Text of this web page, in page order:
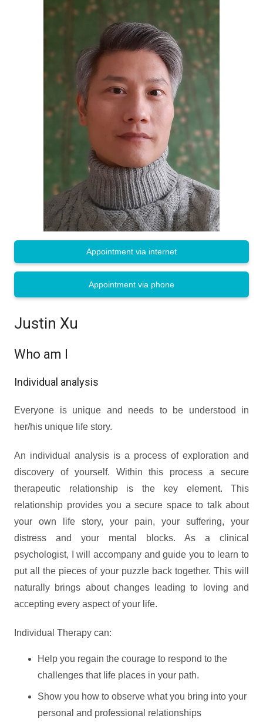
Justin Xu
Who am I
Individual analysis
Everyone is unique and needs to be understood in
her/his unique life story.
An individual analysis is a process of exploration and
discovery of yourself. Within this process a secure
therapeutic relationship is the key element. This
relationship provides you a secure space to talk about
your own life story, your pain, your suffering, your
distress and your mental blocks. As a clinical
psychologist, I will accompany and guide you to learn to
put all the pieces of your puzzle back together. This will
naturally brings about changes leading to loving and
accepting every aspect of your life.
Individual Therapy can:
Help you regain the courage to respond to the
challenges that life places in your path.
Show you how to observe what you bring into your
personal and professional relationships
Appointment via internet
Appointment via phone